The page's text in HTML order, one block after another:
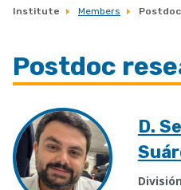
de
Institute Members
Postdoc
D.
División